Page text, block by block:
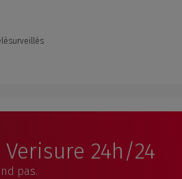
24h/24
pas.